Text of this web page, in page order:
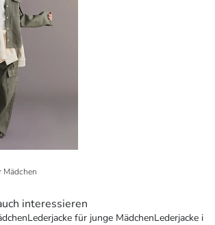
Mädchen
interessieren
Lederjacke für junge MädchenLederjacke